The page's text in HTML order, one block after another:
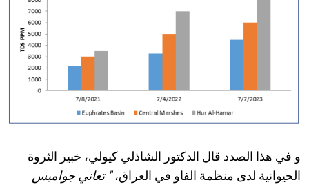
و في هذا الصدد قال الدكتور الشاذلي كيولي، خبير الثروة
الحيوانية لدى منظمة الفاو في العراق،" تعاني جواميس